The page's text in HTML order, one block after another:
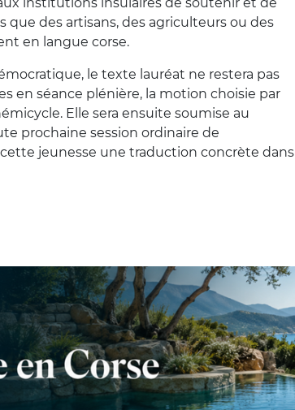
des artisans, des agriculteurs ou des
en langue corse.
le texte lauréat ne restera pas
en séance plénière, la motion choisie par
Elle sera ensuite soumise au
prochaine session ordinaire de
jeunesse une traduction concrète dans